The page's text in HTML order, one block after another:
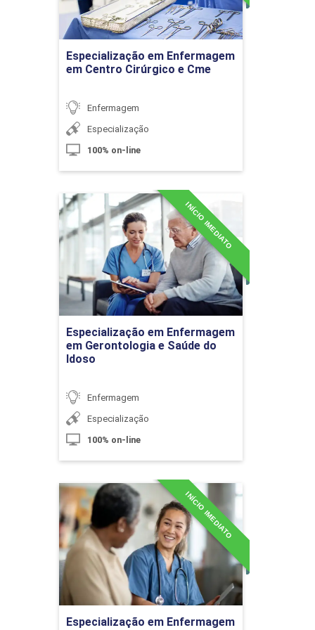
10h
Desidratação e Desnutrição
10h
Adolescentes
Cuidados de Enfermagem à Criança
com Disfunção Hematológica
10h
Especialização em Enfermagem
em Centro Cirúrgico e Cme
Enfermagem
Especialização
100% on-line
Especialização em Enfermagem
em Gerontologia e Saúde do
Idoso
INÍCIO IMEDIATO
Enfermagem
Especialização
100% on-line
Especialização em
Enfermagem em
Gerontologia e Saúde do
Idoso
Detalhes do curso
Ir para Inscrição
Especialização em Enfermagem
INÍCIO IMEDIATO
Especialização em
Enfermagem em Saúde
Mental e Psiquiatria
Detalhes do curso